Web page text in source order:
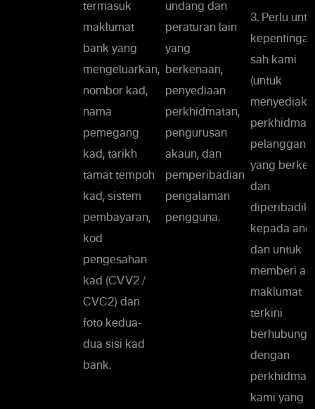
termasuk
maklumat
bank yang
mengeluarkan,
nombor kad,
nama
pemegang
kad, tarikh
tamat tempoh
kad, sistem
pembayaran,
kod
pengesahan
kad (CVV2 /
CVC2) dan
foto kedua-
dua sisi kad
bank.
undang dan
peraturan lain
yang
berkenaan,
penyediaan
perkhidmatan,
pengurusan
akaun, dan
pemperibadian
pengalaman
pengguna.
3. Perlu
kepentingan
sah kami
(untuk
pelanggan
yang
dan
kepada
dan untuk
memberi
maklumat
terkini
berhubung
dengan
kami yang